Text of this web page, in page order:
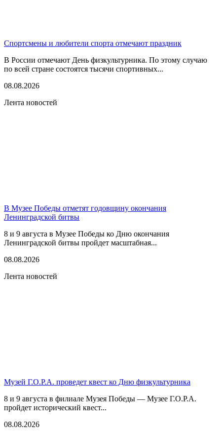
Спортсмены и любители спорта отмечают праздник
В России отмечают День физкультурника. По этому случаю
по всей стране состоятся тысячи спортивных...
08.08.2026
Лента новостей
В Музее Победы отметят годовщину окончания
Ленинградской битвы
8 и 9 августа в Музее Победы ко Дню окончания
Ленинградской битвы пройдет масштабная...
08.08.2026
Лента новостей
Музей Г.О.Р.А. проведет квест ко Дню физкультурника
8 и 9 августа в филиале Музея Победы — Музее Г.О.Р.А.
пройдет исторический квест...
08.08.2026